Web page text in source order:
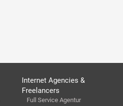
Internet Agencies &
Freelancers
Full Service Agentur